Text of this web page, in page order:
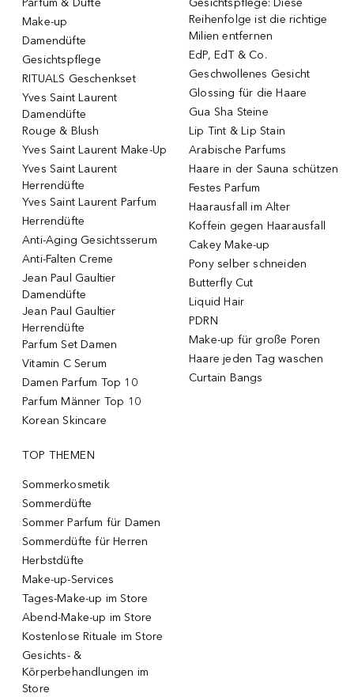
Parfüm & Düfte
Make-up
Damendüfte
Gesichtspflege
RITUALS Geschenkset
Yves Saint Laurent
Damendüfte
Rouge & Blush
Yves Saint Laurent Make-Up
Yves Saint Laurent
Herrendüfte
Yves Saint Laurent Parfum
Herrendüfte
Anti-Aging Gesichtsserum
Anti-Falten Creme
Jean Paul Gaultier
Damendüfte
Jean Paul Gaultier
Herrendüfte
Parfum Set Damen
Vitamin C Serum
Damen Parfum Top 10
Parfum Männer Top 10
Korean Skincare
Gesichtspflege: Diese
Reihenfolge ist die richtige
Milien entfernen
EdP, EdT & Co.
Geschwollenes Gesicht
Glossing für die Haare
Gua Sha Steine
Lip Tint & Lip Stain
Arabische Parfums
Haare in der Sauna schützen
Festes Parfum
Haarausfall im Alter
Koffein gegen Haarausfall
Cakey Make-up
Pony selber schneiden
Butterfly Cut
Liquid Hair
PDRN
Make-up für große Poren
Haare jeden Tag waschen
Curtain Bangs
TOP THEMEN
Sommerkosmetik
Sommerdüfte
Sommer Parfum für Damen
Sommerdüfte für Herren
Herbstdüfte
Make-up-Services
Tages-Make-up im Store
Abend-Make-up im Store
Kostenlose Rituale im Store
Gesichts- &
Körperbehandlungen im
Store